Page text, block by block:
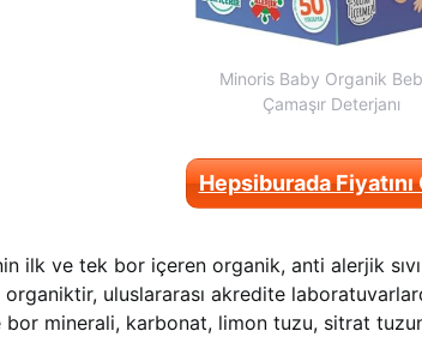
Minoris Baby Organik
Çamaşır Deterjanı
Hepsiburada Fiyatını
ilk ve tek bor içeren organik, anti alerjik
organiktir, uluslararası akredite
bor minerali, karbonat, limon tuzu, sitrat